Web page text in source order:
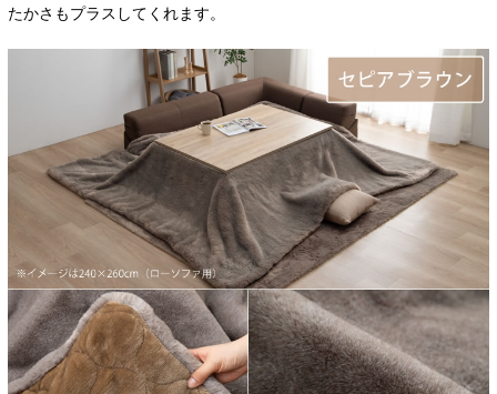
たかさもプラスしてくれます。